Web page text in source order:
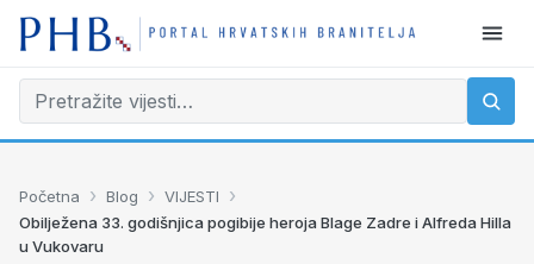
Početna › Blog › VIJESTI ›
Obilježena 33. godišnjica pogibije heroja Blage Zadre i Alfreda Hilla
u Vukovaru